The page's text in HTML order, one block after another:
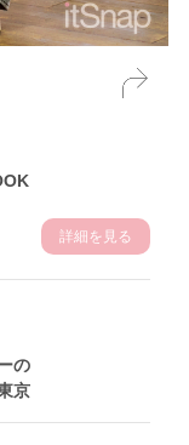
詳細を見る
の
京